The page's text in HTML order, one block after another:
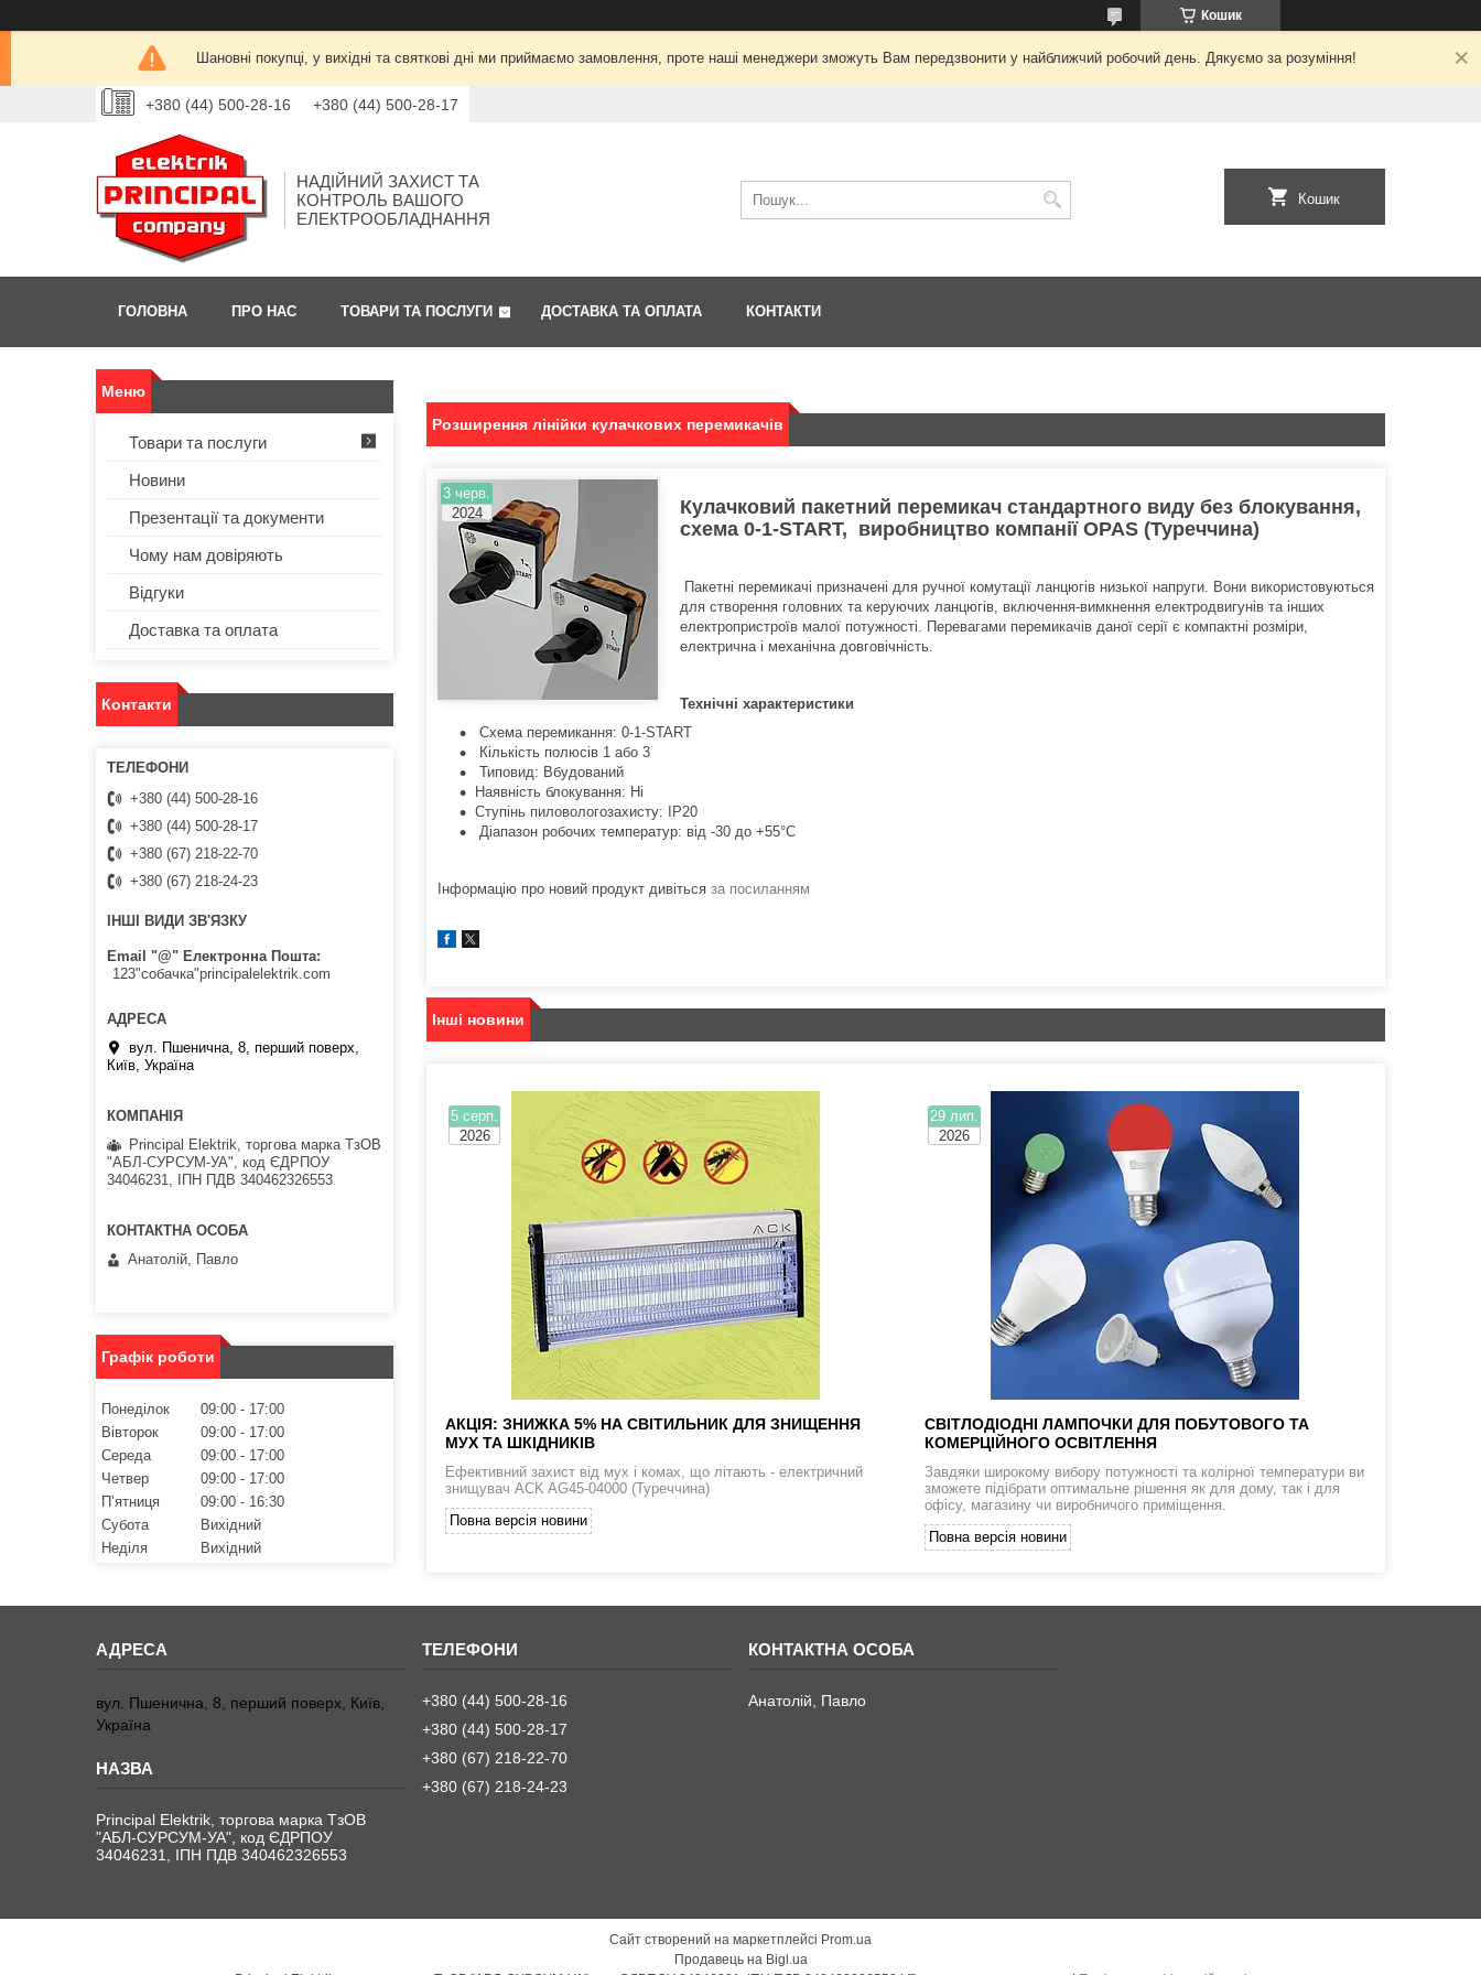
Кошик
Шановні покупці, у вихідні та святкові дні ми приймаємо замовлення, проте наші менеджери зможуть Вам передзвонити у найближчий робочий день. Дякуємо за розуміння!
+380 (44) 500-28-16 +380 (44) 500-28-17
НАДІЙНИЙ ЗАХИСТ ТА
КОНТРОЛЬ ВАШОГО
ЕЛЕКТРООБЛАДНАННЯ
Кошик
ГОЛОВНА ПРО НАС ТОВАРИ ТА ПОСЛУГИ ДОСТАВКА ТА ОПЛАТА КОНТАКТИ
Розширення лінійки кулачкових перемикачів
3 черв.
2024
Кулачковий пакетний перемикач стандартного виду без блокування,
схема 0-1-START, виробництво компанії OPAS (Туреччина)
Пакетні перемикачі призначені для ручної комутації ланцюгів низької напруги. Вони використовуються
для створення головних та керуючих ланцюгів, включення-вимкнення електродвигунів та інших
електропристроїв малої потужності. Перевагами перемикачів даної серії є компактні розміри,
електрична і механічна довговічність.
Технічні характеристики
Схема перемикання: 0-1-START
Кількість полюсів 1 або 3
Типовид: Вбудований
Наявність блокування: Ні
Ступінь пиловологозахисту: IP20
Діапазон робочих температур: від -30 до +55°С
Інформацію про новий продукт дивіться за посиланням
Інші новини
5 серп.
2026
АКЦІЯ: ЗНИЖКА 5% НА СВІТИЛЬНИК ДЛЯ ЗНИЩЕННЯ
МУХ ТА ШКІДНИКІВ
Ефективний захист від мух і комах, що літають - електричний
знищувач ACK AG45-04000 (Туреччина)
Повна версія новини
29 лип.
2026
СВІТЛОДІОДНІ ЛАМПОЧКИ ДЛЯ ПОБУТОВОГО ТА
КОМЕРЦІЙНОГО ОСВІТЛЕННЯ
Завдяки широкому вибору потужності та колірної температури ви
зможете підібрати оптимальне рішення як для дому, так і для
офісу, магазину чи виробничого приміщення.
Повна версія новини
Товари та послуги
Новини
Презентації та документи
Чому нам довіряють
Відгуки
Доставка та оплата
Контакти
+380 (44) 500-28-16
+380 (44) 500-28-17
+380 (67) 218-22-70
+380 (67) 218-24-23
ІНШІ ВИДИ ЗВ'ЯЗКУ
Email "@" Електронна Пошта
123"собачка"principalelektrik.com
вул. Пшенична, 8, перший поверх,
Київ, Україна
Principal Elektrik, торгова марка ТзОВ
"АБЛ-СУРСУМ-УА", код ЄДРПОУ
34046231, ІПН ПДВ 340462326553
Анатолій, Павло
Графік роботи
Понеділок 09:00
17:00
Вівторок
09:00
17:00
Середа
09:00
17:00
Четвер
09:00
17:00
Пʼятниця
09:00
16:30
Субота
Вихідний
Неділя
Вихідний
вул. Пшенична, 8, перший поверх, Київ,
Україна
Principal Elektrik, торгова марка ТзОВ
"АБЛ-СУРСУМ-УА", код ЄДРПОУ
34046231, ІПН ПДВ 340462326553
+380 (44) 500-28-16
+380 (44) 500-28-17
+380 (67) 218-22-70
+380 (67) 218-24-23
Анатолій, Павло
Сайт створений на маркетплейсі Prom.ua
Продавець на Bigl.ua